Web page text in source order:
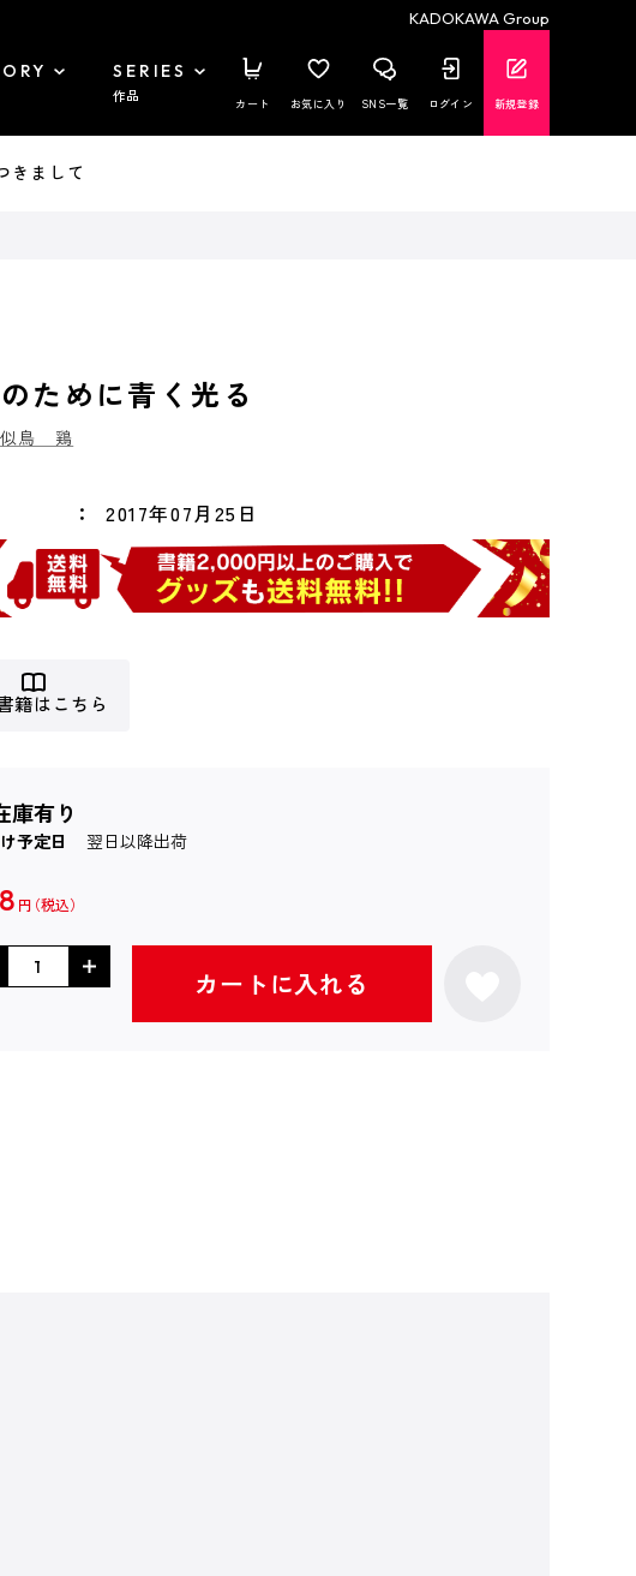
KADOKAWA Group
SERIES
作品 カート お気に入り SNS一覧 ログイン 新規登録
まして
ために青く光る
似鳥 鶏
2017年07月25日
籍はこちら
庫有り
予定日 翌日以降出荷
円
カートに入れる